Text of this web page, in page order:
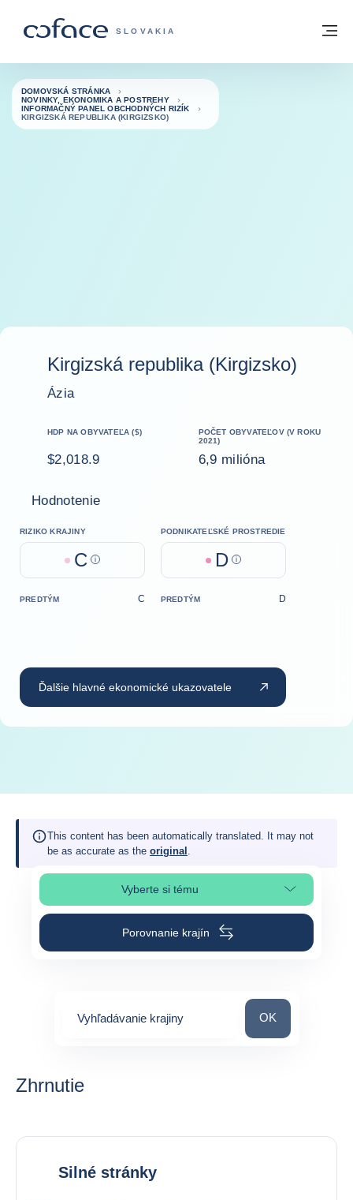
COFACE FOR TRADE - WEBOVÁ
SLOVAKIA
Späť na domovskú stránku
DOMOVSKÁ STRÁNKA
NOVINKY, EKONOMIKA A POSTREHY
INFORMAČNÝ PANEL OBCHODNÝCH RIZÍK
KIRGIZSKÁ REPUBLIKA (KIRGIZSKO)
Kirgizská republika (Kirgizsko)
Ázia
HDP NA OBYVATEĽA ($)
$2,018.9
POČET OBYVATEĽOV (V ROKU
2021)
6,9 milióna
Hodnotenie
RIZIKO KRAJINY
C Help
PODNIKATEĽSKÉ PROSTREDIE
D Help
PREDTÝM C PREDTÝM D
Ďalšie hlavné ekonomické ukazovatele
This content has been automatically translated. It may not
be as accurate as the original .
Vyberte si témuVýber časti stránky
Porovnanie krajín
Vyhľadávanie krajiny Vyhľadávanie
OK
Zhrnutie
Silné stránky